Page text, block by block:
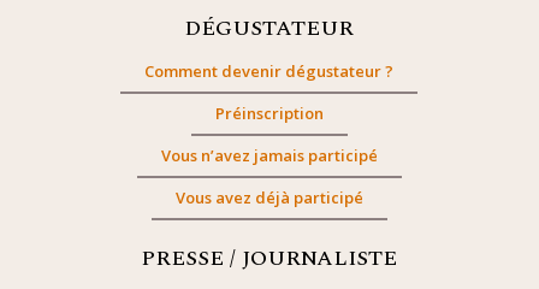
DÉGUSTATEUR
Comment devenir dégustateur ?
Préinscription
Vous n’avez jamais participé
Vous avez déjà participé
PRESSE / JOURNALISTE